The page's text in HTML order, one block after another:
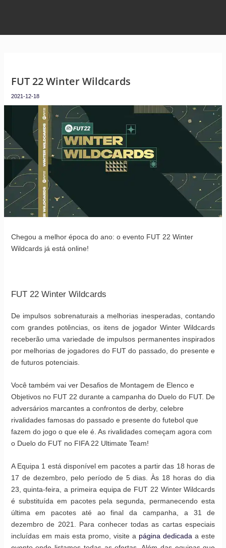
FUT 22 Winter Wildcards
2021-12-18
Chegou a melhor época do ano: o evento FUT 22 Winter
Wildcards já está online!
FUT 22 Winter Wildcards
De impulsos sobrenaturais a melhorias inesperadas, contando
com grandes potências, os itens de jogador Winter Wildcards
receberão uma variedade de impulsos permanentes inspirados
por melhorias de jogadores do FUT do passado, do presente e
de futuros potenciais.
Você também vai ver Desafios de Montagem de Elenco e
Objetivos no FUT 22 durante a campanha do Duelo do FUT. De
adversários marcantes a confrontos de derby, celebre
rivalidades famosas do passado e presente do futebol que
fazem do jogo o que ele é. As rivalidades começam agora com
o Duelo do FUT no FIFA 22 Ultimate Team!
A Equipa 1 está disponível em pacotes a partir das 18 horas de
17 de dezembro, pelo período de 5 dias. Às 18 horas do dia
23, quinta-feira, a primeira equipa de FUT 22 Winter Wildcards
é substituída em pacotes pela segunda, permanecendo esta
última em pacotes até ao final da campanha, a 31 de
dezembro de 2021. Para conhecer todas as cartas especiais
incluídas em mais esta promo, visite a página dedicada a este